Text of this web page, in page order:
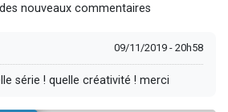
nouveaux commentaires
09/11/2019 - 20h58
série ! quelle créativité ! merci